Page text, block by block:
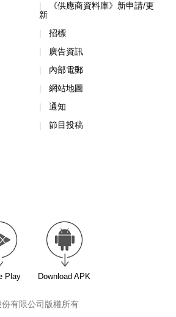
《供應商資料庫》新申請/更
新
招標
廣告資訊
內部電郵
網站地圖
通知
節目投稿
Play Download APK
有限公司版權所有